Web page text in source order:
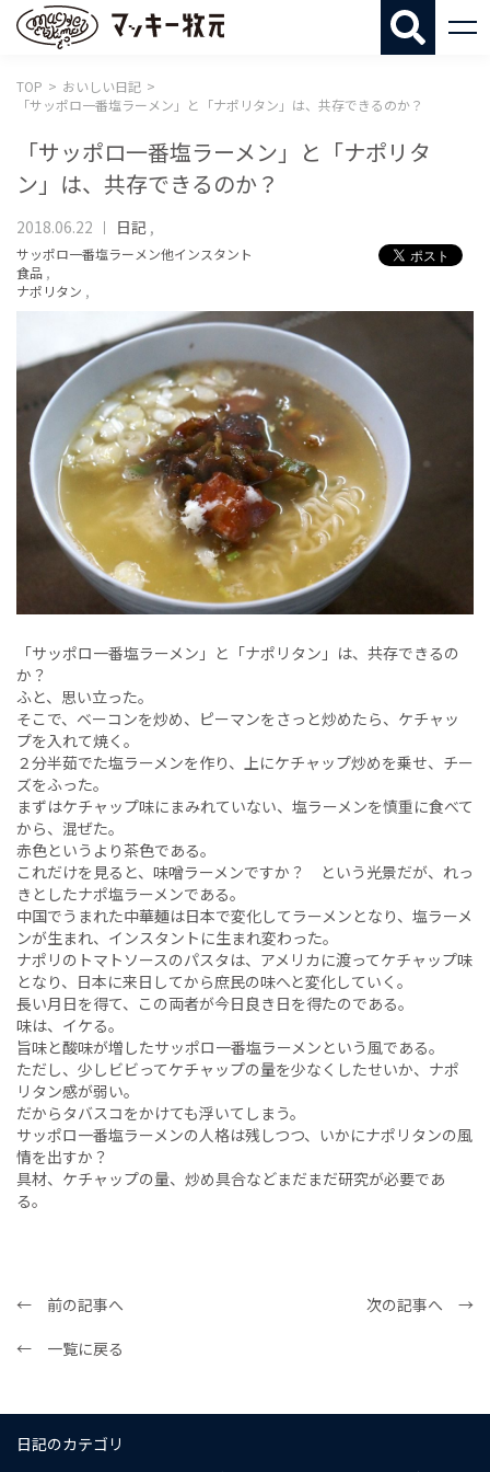
TOP
おいしい日記
「サッポロ一番塩ラーメン」と「ナポリタン」は、共存できるのか？
「サッポロ一番塩ラーメン」と「ナポリタ
ン」は、共存できるのか？
2018.06.22 日記 ,
サッポロ一番塩ラーメン他インスタント
食品 ,
ナポリタン ,
「サッポロ一番塩ラーメン」と「ナポリタン」は、共存できるの
か？
ふと、思い立った。
そこで、ベーコンを炒め、ピーマンをさっと炒めたら、ケチャッ
プを入れて焼く。
２分半茹でた塩ラーメンを作り、上にケチャップ炒めを乗せ、チー
ズをふった。
まずはケチャップ味にまみれていない、塩ラーメンを慎重に食べて
から、混ぜた。
赤色というより茶色である。
これだけを見ると、味噌ラーメンですか？ という光景だが、れっ
きとしたナポ塩ラーメンである。
中国でうまれた中華麺は日本で変化してラーメンとなり、塩ラーメ
ンが生まれ、インスタントに生まれ変わった。
ナポリのトマトソースのパスタは、アメリカに渡ってケチャップ味
となり、日本に来日してから庶民の味へと変化していく。
長い月日を得て、この両者が今日良き日を得たのである。
味は、イケる。
旨味と酸味が増したサッポロ一番塩ラーメンという風である。
ただし、少しビビってケチャップの量を少なくしたせいか、ナポ
リタン感が弱い。
だからタバスコをかけても浮いてしまう。
サッポロ一番塩ラーメンの人格は残しつつ、いかにナポリタンの風
情を出すか？
具材、ケチャップの量、炒め具合などまだまだ研究が必要であ
る。
← 前の記事へ
次の記事へ →
← 一覧に戻る
日記のカテゴリ